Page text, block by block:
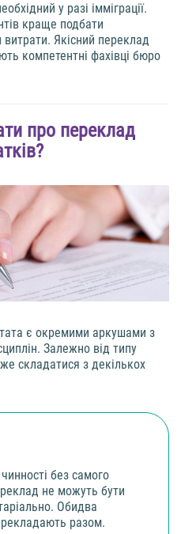
у разі імміграції.
краще подбати
витрати. Якісний переклад
компетентні фахівці бюро
про переклад
є окремими аркушами з
Залежно від типу
складатися з декількох
без самого
не можуть бути
Обидва
разом.